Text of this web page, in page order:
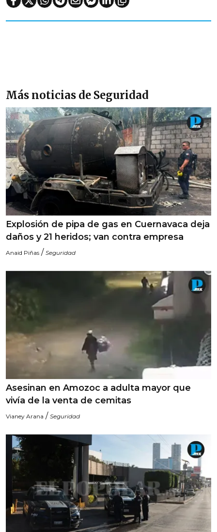
Más noticias de Seguridad
Explosión de pipa de gas en Cuernavaca deja
daños y 21 heridos; van contra empresa
Anaid Piñas / Seguridad
Asesinan en Amozoc a adulta mayor que
vivía de la venta de cemitas
Vianey Arana / Seguridad